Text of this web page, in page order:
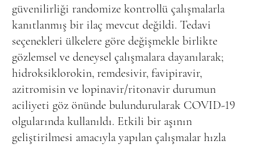
güvenilirliği randomize kontrollü çalışmalarla
kanıtlanmış bir ilaç mevcut değildi. Tedavi
seçenekleri ülkelere göre değişmekle birlikte
gözlemsel ve deneysel çalışmalara dayanılarak;
hidroksiklorokin, remdesivir, favipiravir,
azitromisin ve lopinavir/ritonavir durumun
aciliyeti göz önünde bulundurularak COVID-19
olgularında kullanıldı. Etkili bir aşının
geliştirilmesi amacıyla yapılan çalışmalar hızla